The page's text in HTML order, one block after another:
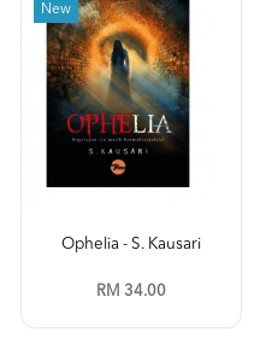
New
Ophelia - S. Kausari
RM 34.00